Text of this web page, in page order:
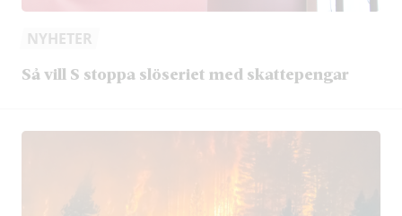
NYHETER
Så vill S stoppa slöseriet med skattepengar